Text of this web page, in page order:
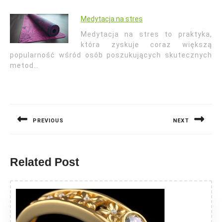
Medytacja na stres
Medytacja na stres to praktyka,
która zyskuje coraz większą
popularność wśród osób poszukujących skutecznych
metod…
PREVIOUS NEXT
Related Post